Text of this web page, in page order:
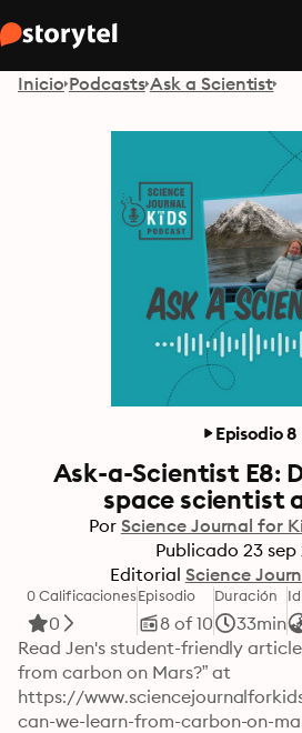
Inicio Podcasts Ask a Scientist
Episodio 8
Ask-a-Scientist E8:
space scientist
Por Science Journal for
Publicado 23 sep
Editorial Science
0 Calificaciones
0
Episodio
8 of 10
Duración
33min
Read Jen's student-friendly
from carbon on Mars?” at
https://
can-we-learn-from-carbon-on-